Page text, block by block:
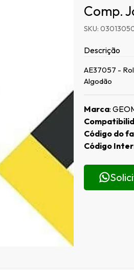
Comp.
SKU:
Descrição
AE37057 -
Algodão
Marca:
Código do
Código